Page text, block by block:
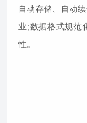
自动存储、自动
业;数据格式规范
性。